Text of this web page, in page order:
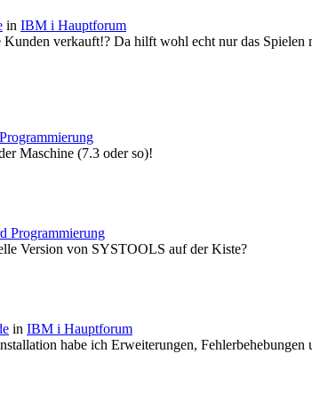
in IBM i Hauptforum
Kunden verkauft!? Da hilft wohl echt nur das Spielen
Maschine (7.3 oder so)!
Programmierung
Version von SYSTOOLS auf der Kiste?
in IBM i Hauptforum
habe ich Erweiterungen, Fehlerbehebungen